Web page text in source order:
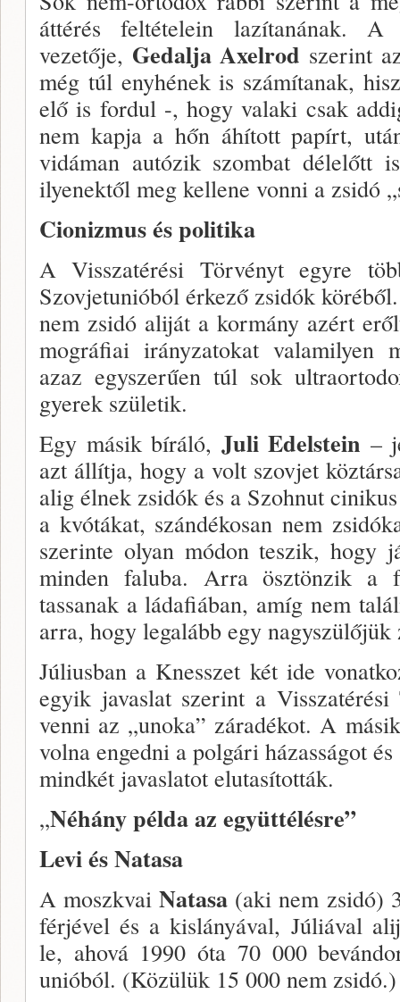
áttérés feltételein lazítanának.
vezetője, Gedalja Axelrod szerint
még túl enyhének is számítanak,
elő is for­dul -, hogy valaki csak
nem kapja a hőn áhí­tott papírt,
vidáman autózik szombat délelőtt
ilyenektől meg kellene vonni a zsidó
Cionizmus és politika
A Visszatérési Törvényt egyre
Szovjetunióból ér­kező zsidók
nem zsidó aliját a kormány azért
mográfiai irányzatokat valamilyen
azaz egyszerű­en túl sok
gyerek születik.
Egy másik bíráló, Juli Edelstein –
azt állítja, hogy a volt szovjet
alig élnek zsidók és a Szohnut
a kvótákat, szándékosan nem
sze­rinte olyan módon teszik, hogy
minden faluba. Ar­ra ösztönzik a
tassanak a ládafiában, amíg nem
arra, hogy legalább egy
Júliusban a Knesszet két ide
egyik ja­vaslat szerint a
venni az „unoka” zára­dékot. A
volna engedni a polgári házasságot
mindkét javaslatot elutasították.
„Néhány példa az együttélésre”
Levi és Natasa
A moszkvaiNatasa (aki nem zsidó)
férjével és a kislányával, Júliával
le, ahová 1990 óta 70 000
unióból. (Közülük 15 000 nem zsidó.)